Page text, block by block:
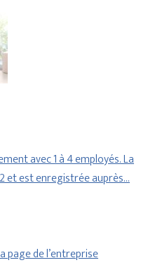
avec 1 à 4 employés. La
et est enregistrée auprès…
page de l’entreprise